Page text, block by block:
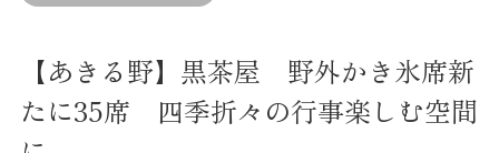
【あきる野】黒茶屋 野外かき氷席新
たに35席 四季折々の行事楽しむ空間